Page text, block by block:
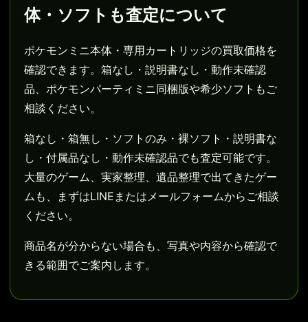
体・ソフトも査定について
ポケモンミニ本体・専用カートリッジの買取価格を
確認できます。箱なし・説明書なし・動作未確認
品、ポケモンパーティミニ同梱版や希少ソフトもご
相談ください。
箱なし・箱無し・ソフトのみ・裸ソフト・説明書な
し・付属品なし・動作未確認品でも査定可能です。
大量のゲーム、実家整理、遺品整理で出てきたゲー
ムも、まずはLINEまたはメールフォームからご相談
ください。
商品名が分からない場合も、写真や内容から確認で
きる範囲でご案内します。